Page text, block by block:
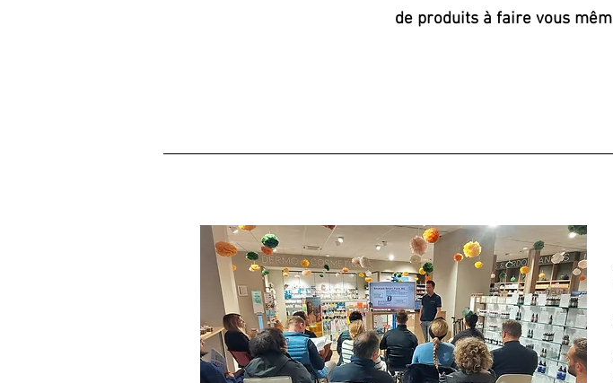
de produits à faire vous